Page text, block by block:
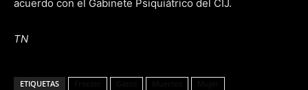
acuerdo con el Gabinete Psiquiátrico del CIJ.
TN
ETIQUETAS